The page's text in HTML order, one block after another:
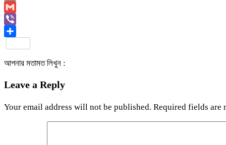
Copy
Link
Gmail
Viber
আপনার মতামত লিখুন :
Leave a Reply
Your email address will not be published. Required fields are